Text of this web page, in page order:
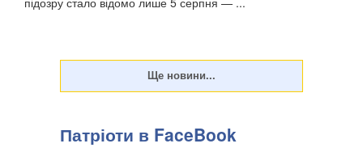
Патріоти в FaceBook